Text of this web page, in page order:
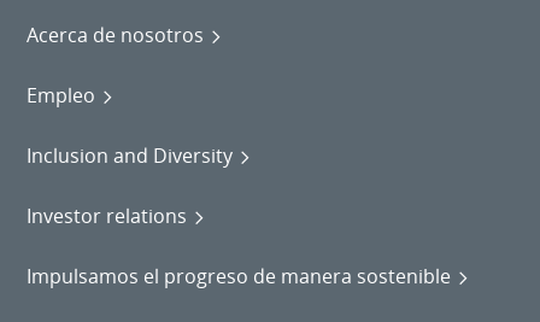
Acerca de nosotros
Empleo
Inclusion and Diversity
Investor relations
Impulsamos el progreso de manera sostenible